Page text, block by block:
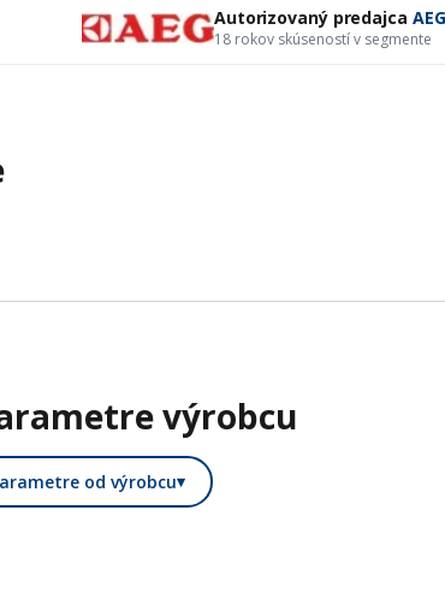
Autorizovaný predajca AEG
18 rokov skúseností v segmente
výrobcu
od výrobcu▾